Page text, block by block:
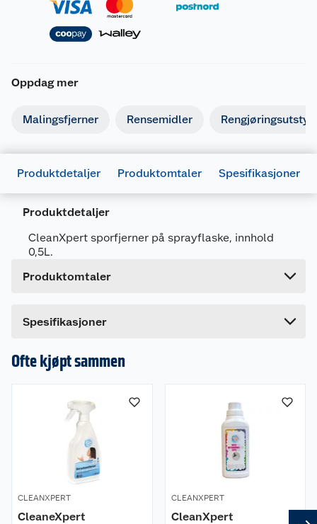
Oppdag mer
Malingsfjerner Rensemidler Rengjøringsutstyr
Produktdetaljer Produktomtaler Spesifikasjoner
Produktdetaljer
CleanXpert sporfjerner på sprayflaske, innhold
0,5L.
Produktomtaler
Spesifikasjoner
Generelt
Leverandørens artikkelnummer
371145
Størrelse
0.5 L
Forpakningsmål
Bruttovekt
0.564 kg
Høyde
Lengde
Ofte kjøpt sammen
CLEANXPERT
CleaneXpert
CLEANXPERT
CleanXpert